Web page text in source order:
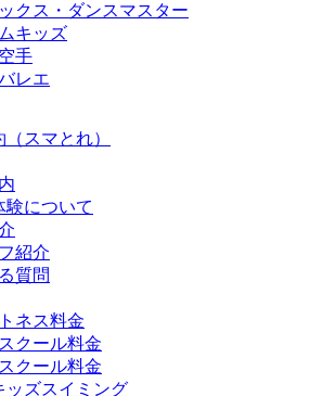
クス・ダンスマスター
キッズ
手
レエ
スマとれ）
験について
紹介
質問
ネス料金
クール料金
クール料金
ッズスイミング